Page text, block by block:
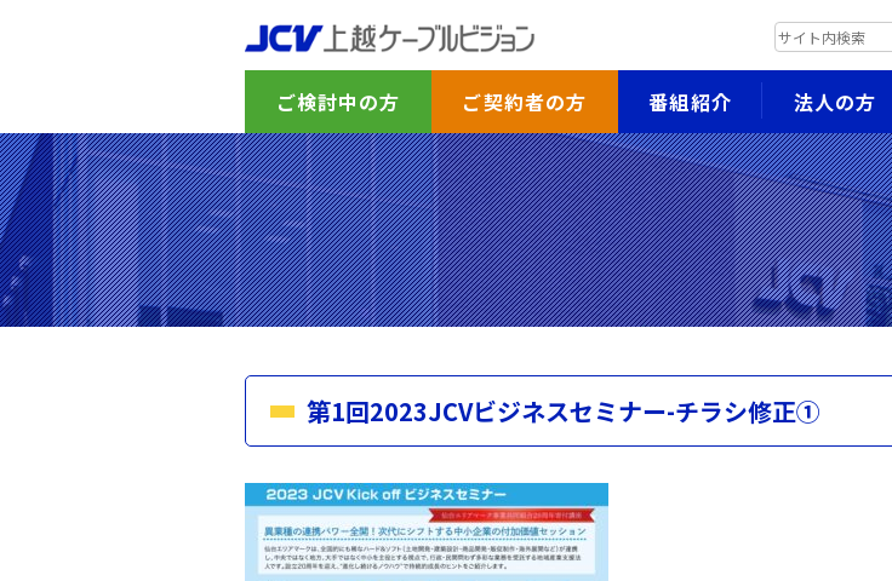
ご検討中の方 ご契約者の方 番組紹介 法人の方
第1回2023JCVビジネスセミナー-チラシ修正①